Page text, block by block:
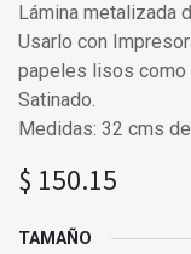
Lámina metalizada
Usarlo con
papeles lisos como
Satinado.
Medidas: 32 cms
$ 150.15
TAMAÑO